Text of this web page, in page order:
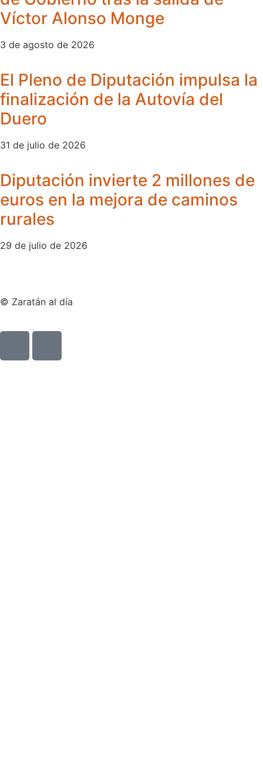
Víctor Alonso Monge
3 de agosto de 2026
El Pleno de Diputación impulsa la
finalización de la Autovía del
Duero
31 de julio de 2026
Diputación invierte 2 millones de
euros en la mejora de caminos
rurales
29 de julio de 2026
© Zaratán al día